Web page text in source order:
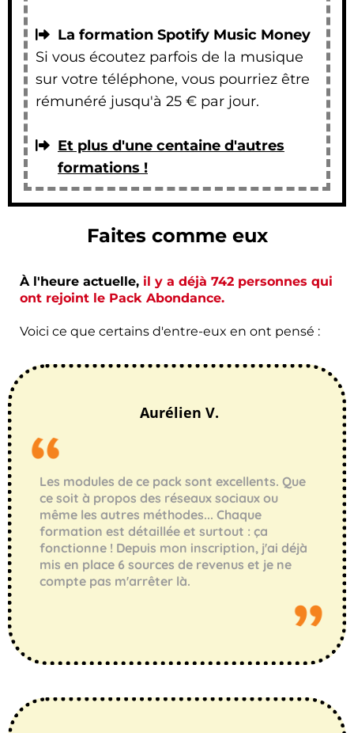
La formation Spotify Music Money
Si vous écoutez parfois de la musique
sur votre téléphone, vous pourriez être
rémunéré jusqu'à 25 € par jour.
Et plus d'une centaine d'autres
formations !
Faites comme eux
À l'heure actuelle, il y a déjà 742 personnes qui
ont rejoint le Pack Abondance.
Voici ce que certains d'entre-eux en ont pensé :
Aurélien V.
Les modules de ce pack sont excellents. Que
ce soit à propos des réseaux sociaux ou
même les autres méthodes... Chaque
formation est détaillée et surtout : ça
fonctionne ! Depuis mon inscription, j'ai déjà
mis en place 6 sources de revenus et je ne
compte pas m'arrêter là.